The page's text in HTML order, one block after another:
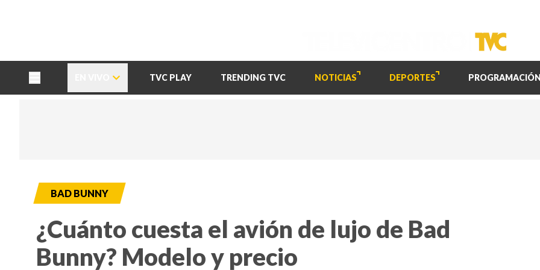
TVC PLAY TRENDING TVC NOTICIAS DEPORTES PROGRAMACIÓN
BAD BUNNY
¿Cuánto cuesta el avión de lujo de Bad
Bunny? Modelo y precio